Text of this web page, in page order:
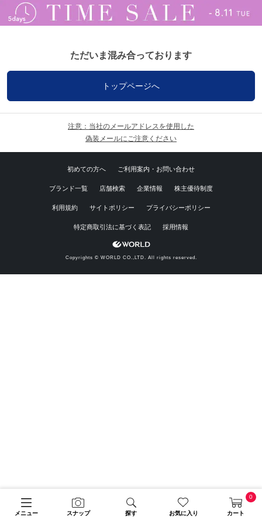
メニュー スナップ 探す お気に入り カート
0
ただいま混み合っております
トップページへ
注意：当社のメールアドレスを使用した
偽装メールにご注意ください
初めての方へ ご利用案内・お問い合わせ
ブランド一覧 店舗検索 企業情報 株主優待制度
利用規約 サイトポリシー プライバシーポリシー
特定商取引法に基づく表記 採用情報
Copyrights © WORLD CO.,LTD. All rights reserved.